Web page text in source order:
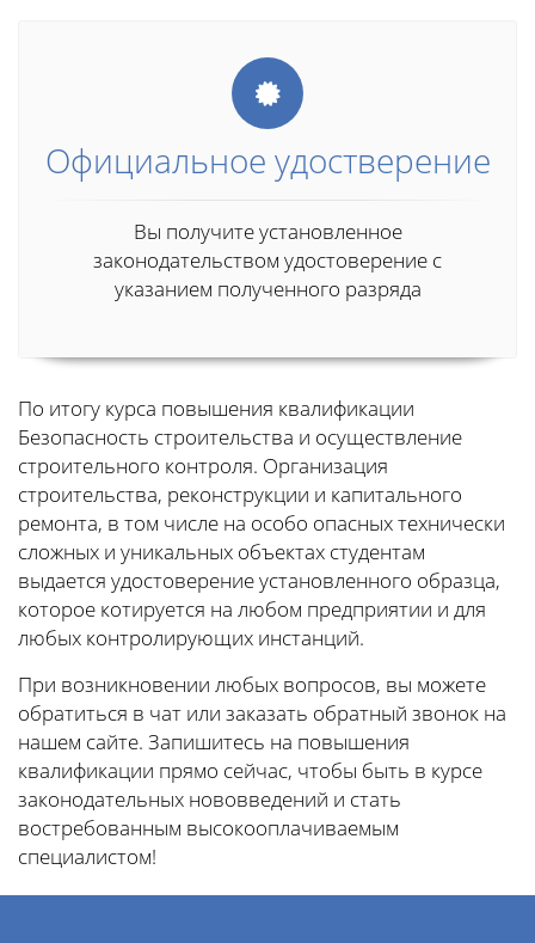
Официальное удостверение
Вы получите установленное
законодательством удостоверение с
указанием полученного разряда
По итогу курса повышения квалификации
Безопасность строительства и осуществление
строительного контроля. Организация
строительства, реконструкции и капитального
ремонта, в том числе на особо опасных технически
сложных и уникальных объектах студентам
выдается удостоверение установленного образца,
которое котируется на любом предприятии и для
любых контролирующих инстанций.
При возникновении любых вопросов, вы можете
обратиться в чат или заказать обратный звонок на
нашем сайте. Запишитесь на повышения
квалификации прямо сейчас, чтобы быть в курсе
законодательных нововведений и стать
востребованным высокооплачиваемым
специалистом!